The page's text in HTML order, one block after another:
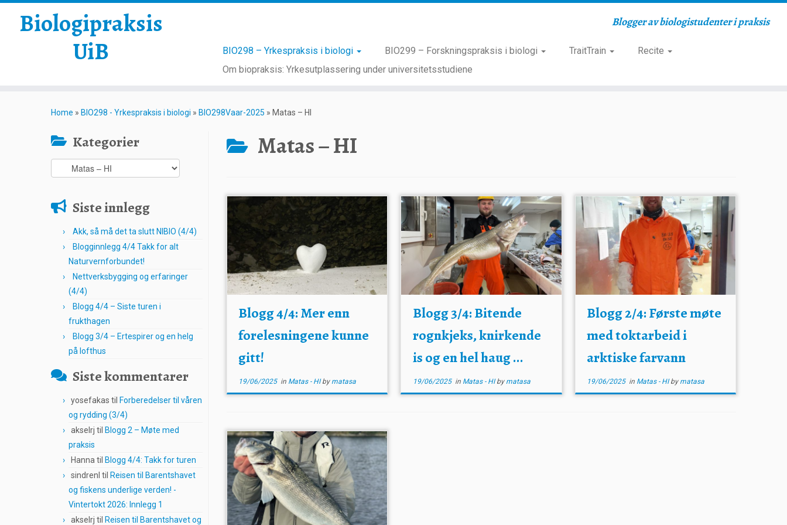
Biologipraksis
UiB
Blogger av biologistudenter i praksis
BIO298 – Yrkespraksis i biologi BIO299 – Forskningspraksis i biologi TraitTrain
Recite
Om biopraksis: Yrkesutplassering under universitetsstudiene
Home » BIO298 - Yrkespraksis i biologi » BIO298Vaar-2025 » Matas – HI
Kategorier
Kategorier
Siste innlegg
Akk, så må det ta slutt NIBIO (4/4)
Blogginnlegg 4/4 Takk for alt
Naturvernforbundet!
Nettverksbygging og erfaringer
(4/4)
Blogg 4/4 – Siste turen i
frukthagen
Blogg 3/4 – Ertespirer og en helg
på lofthus
Siste kommentarer
yosefakas til Forberedelser til våren
og rydding (3/4)
akselrj til Blogg 2 – Møte med
praksis
Hanna til Blogg 4/4: Takk for turen
sindrenl til Reisen til Barentshavet
og fiskens underlige verden! -
Vintertokt 2026: Innlegg 1
akselrj til Reisen til Barentshavet og
Matas – HI
Blogg 4/4: Mer enn
forelesningene kunne
gitt!
19/06/2025in Matas - HIby matasa
Blogg 3/4: Bitende
rognkjeks, knirkende
is og en hel haug ...
19/06/2025in Matas - HIby matasa
Blogg 2/4: Første møte
med toktarbeid i
arktiske farvann
19/06/2025in Matas - HIby matasa